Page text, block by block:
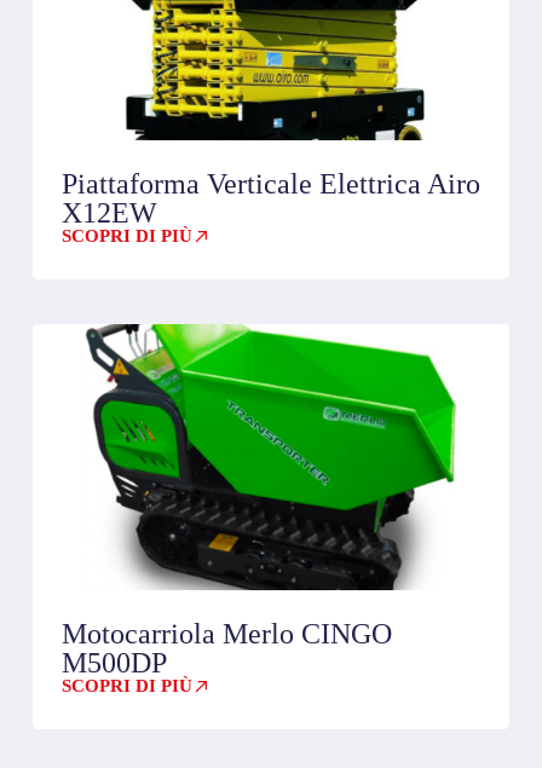
Piattaforma Verticale Elettrica Airo
X12EW
SCOPRI DI PIÙ
Motocarriola Merlo CINGO
M500DP
SCOPRI DI PIÙ